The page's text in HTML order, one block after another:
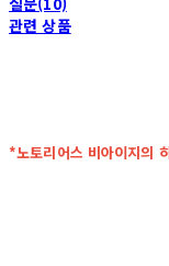
관련 상품
*노토리어스 비아이지의